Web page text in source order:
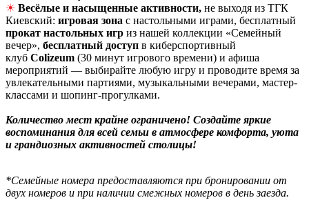
☀ Весёлые и насыщенные активности, не выходя из ТГК
Киевский: игровая зона с настольными играми, бесплатный
прокат настольных игр из нашей коллекции «Семейный
вечер», бесплатный доступ в киберспортивный
клуб Colizeum (30 минут игрового времени) и афиша
мероприятий — выбирайте любую игру и проводите время за
увлекательными партиями, музыкальными вечерами, мастер-
классами и шопинг-прогулками.
Количество мест крайне ограничено! Создайте яркие
воспоминания для всей семьи в атмосфере комфорта, уюта
и грандиозных активностей столицы!
*Семейные номера предоставляются при бронировании от
двух номеров и при наличии смежных номеров в день заезда.